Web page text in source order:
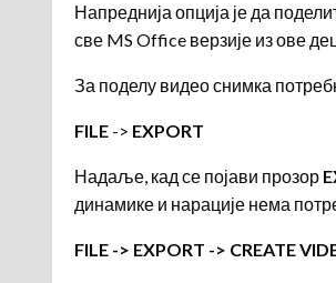
Напреднија опција је да
све MS Office верзије из ове
За поделу видео снимка
FILE -> EXPORT
Надаље, кад се појави прозор
динамике и нарације нема
FILE -> EXPORT -> CREATE